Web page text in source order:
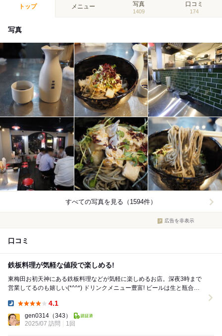
トップ メニュー 写真
1409
口コミ
174
写真
すべての写真を見る（1594件）
広告を非表示
口コミ
鉄板料理が気軽な値段で楽しめる!
東梅田お初天神にある鉄板料理などが気軽に楽しめるお店。深夜3時まで
営業してるのも嬉しい(*^^*) ドリンクメニュー豊富! ビールは生と瓶合わ
4.1
gen0314 （343）
2025/07 訪問
1回